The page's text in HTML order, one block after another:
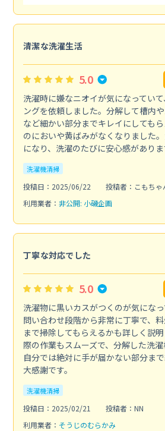
清潔な洗濯生活
5.0
洗濯時に嫌なニオイが気になってい
ングを依頼しました。分解して槽内
など細かい部分までキレイにしても
のにおいや黄ばみがなくなりました
になり、洗濯のたびに安心感がありま
洗濯機清掃
投稿日：2025/06/22
投稿者：こもちゃ
利用業者： 非公開: 小磯企画
丁寧な対応でした
5.0
洗濯物に黒いカスがつくのが気になっ
問い合わせ段階から非常に丁寧で、
まで掃除してもらえるかも詳しく説
際の作業もスムーズで、分解した洗濯
自分では絶対に手が届かない部分ま
大感謝です。
洗濯機清掃
投稿日：2025/02/21
投稿者：NN
利用業者： そうじのむらかみ